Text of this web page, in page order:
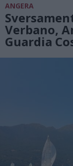
ANGERA
Verbano,
Guardia